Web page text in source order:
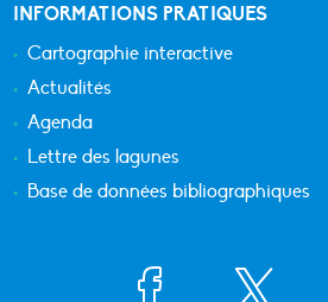
INFORMATIONS PRATIQUES
Cartographie interactive
Actualités
Agenda
Lettre des lagunes
Base de données bibliographiques